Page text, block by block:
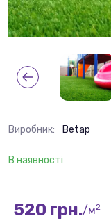
Виробник: Betap
В наявності
520 грн./м2